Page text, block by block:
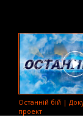
Останній бій |
проект